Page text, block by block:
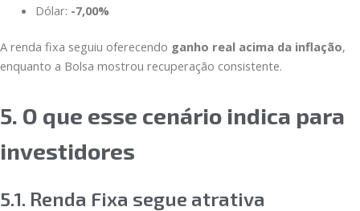
Dólar: -7,00%
A renda fixa seguiu oferecendo ganho real acima da inflação,
enquanto a Bolsa mostrou recuperação consistente.
5. O que esse cenário indica para
investidores
5.1. Renda Fixa segue atrativa